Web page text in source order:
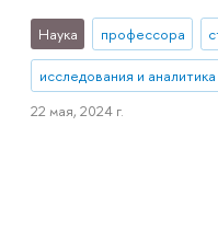
Наука профессора
исследования и аналитика
22 мая, 2024 г.